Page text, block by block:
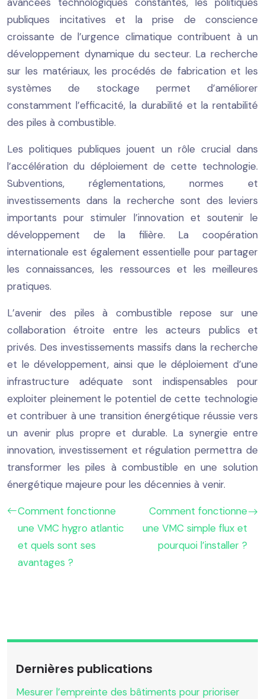
publiques incitatives et la prise de conscience
croissante de l’urgence climatique contribuent à un
développement dynamique du secteur. La recherche
sur les matériaux, les procédés de fabrication et les
systèmes de stockage permet d’améliorer
constamment l’efficacité, la durabilité et la rentabilité
des piles à combustible.
Les politiques publiques jouent un rôle crucial dans
l’accélération du déploiement de cette technologie.
Subventions, réglementations, normes et
investissements dans la recherche sont des leviers
importants pour stimuler l’innovation et soutenir le
développement de la filière. La coopération
internationale est également essentielle pour partager
les connaissances, les ressources et les meilleures
pratiques.
L’avenir des piles à combustible repose sur une
collaboration étroite entre les acteurs publics et
privés. Des investissements massifs dans la recherche
et le développement, ainsi que le déploiement d’une
infrastructure adéquate sont indispensables pour
exploiter pleinement le potentiel de cette technologie
et contribuer à une transition énergétique réussie vers
un avenir plus propre et durable. La synergie entre
innovation, investissement et régulation permettra de
transformer les piles à combustible en une solution
énergétique majeure pour les décennies à venir.
Comment fonctionne
une VMC hygro atlantic
et quels sont ses
avantages ?
Comment fonctionne
une VMC simple flux et
pourquoi l’installer ?
Dernières publications
Mesurer l’empreinte des bâtiments pour prioriser